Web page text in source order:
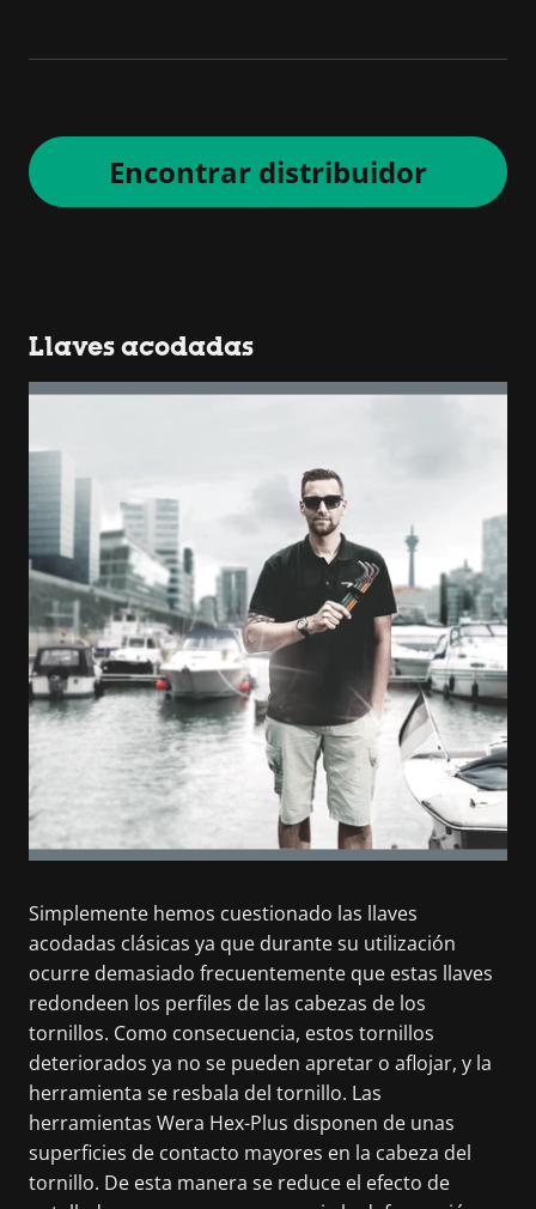
Encontrar distribuidor
Llaves acodadas
Simplemente hemos cuestionado las llaves
acodadas clásicas ya que durante su utilización
ocurre demasiado frecuentemente que estas llaves
redondeen los perfiles de las cabezas de los
tornillos. Como consecuencia, estos tornillos
deteriorados ya no se pueden apretar o aflojar, y la
herramienta se resbala del tornillo. Las
herramientas Wera Hex-Plus disponen de unas
superficies de contacto mayores en la cabeza del
tornillo. De esta manera se reduce el efecto de